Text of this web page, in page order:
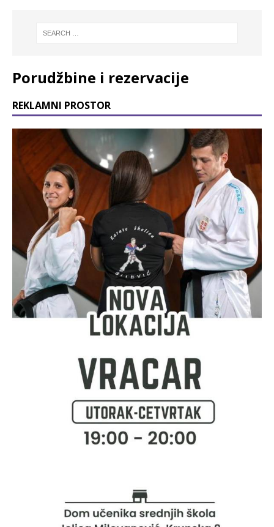
Porudžbine i rezervacije
REKLAMNI PROSTOR